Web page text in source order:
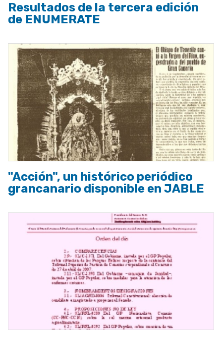
Resultados de la tercera edición
de ENUMERATE
"Acción", un histórico periódico
grancanario disponible en JABLE